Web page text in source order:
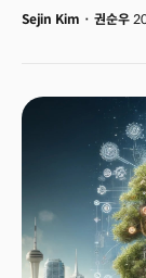
이상 급증한 것으로
피넌이 분석한 조
사이의 출근 비율은
반면 가장 많은 비중
조사됐습니다. 이러
연구에 따르면, 75
D.C., 뉴욕, 피닉스,
추세가 나타났습니다.
Sejin Kim · 권순우